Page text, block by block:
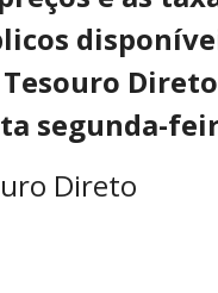
segunda-
Direto